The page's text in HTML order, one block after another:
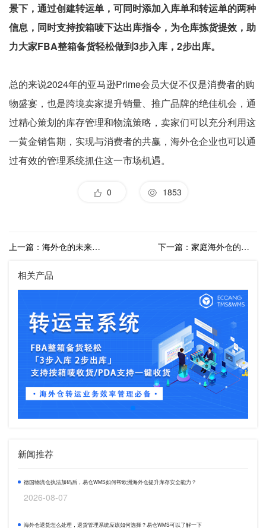
景下，通过创建转运单，可同时添加入库单和转运单的两种
信息，同时支持按箱唛下达出库指令，为仓库拣货提效，助
力大家FBA整箱备货轻松做到3步入库，2步出库。
总的来说2024年的亚马逊Prime会员大促不仅是消费者的购
物盛宴，也是跨境卖家提升销量、推广品牌的绝佳机会，通
过精心策划的库存管理和物流策略，卖家们可以充分利用这
一黄金销售期，实现与消费者的共赢，海外仓企业也可以通
过有效的管理系统抓住这一市场机遇。
0 1853
上一篇：海外仓的未来发展趋势：数字化、自动化与本地化 下一篇：家庭海外仓的业务痛点有哪些？如何通过海外仓系统实现业务提效？
相关产品
新闻推荐
德国物流仓执法加码后，易仓WMS如何帮欧洲海外仓提升库存安全能力？
2026-08-07
海外仓退货怎么处理，退货管理系统应该如何选择？易仓WMS可以了解一下